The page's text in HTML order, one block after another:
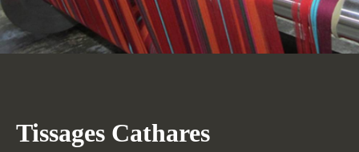
Tissages Cathares